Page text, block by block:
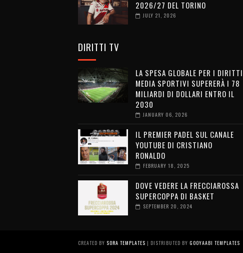
2026/27 DEL TORINO
JULY 21, 2026
DIRITTI TV
LA SPESA GLOBALE PER I DIRITTI
MEDIA SPORTIVI SUPERERÀ I 78
MILIARDI DI DOLLARI ENTRO IL
2030
JANUARY 06, 2026
IL PREMIER PADEL SUL CANALE
YOUTUBE DI CRISTIANO
RONALDO
FEBRUARY 18, 2025
DOVE VEDERE LA FRECCIAROSSA
SUPERCOPPA DI BASKET
SEPTEMBER 20, 2024
CREATED BY SORA TEMPLATES | DISTRIBUTED BY GOOYAABI TEMPLATES